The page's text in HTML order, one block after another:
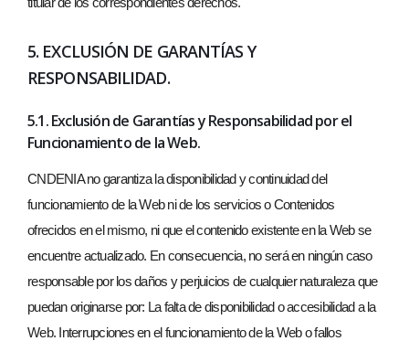
5. EXCLUSIÓN DE GARANTÍAS Y
RESPONSABILIDAD.
5.1. Exclusión de Garantías y Responsabilidad por el
Funcionamiento de la Web.
CNDENIA no garantiza la disponibilidad y continuidad del
funcionamiento de la Web ni de los servicios o Contenidos
ofrecidos en el mismo, ni que el contenido existente en la Web se
encuentre actualizado. En consecuencia, no será en ningún caso
responsable por los daños y perjuicios de cualquier naturaleza que
puedan originarse por: La falta de disponibilidad o accesibilidad a la
Web. Interrupciones en el funcionamiento de la Web o fallos